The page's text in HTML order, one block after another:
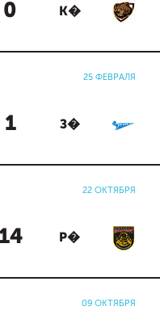
0 К�
25 ФЕВРАЛЯ
1 З�
22 ОКТЯБРЯ
14 Р�
09 ОКТЯБРЯ